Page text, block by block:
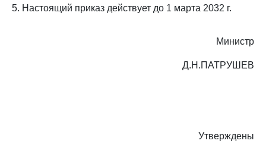
5. Настоящий приказ действует до 1 марта 2032 г.
Министр
Д.Н.ПАТРУШЕВ
Утверждены